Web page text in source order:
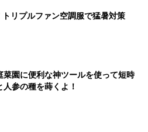
リプルファン空調服で猛暑対策
菜園に便利な神ツールを使って短時
参の種を蒔くよ！